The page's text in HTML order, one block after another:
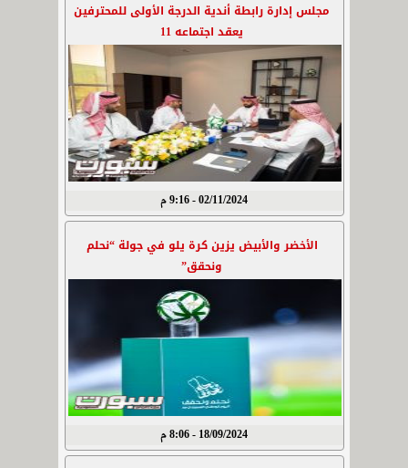
مجلس إدارة رابطة أندية الدرجة الأولى للمحترفين
يعقد اجتماعه 11
02/11/2024 - 9:16 م
الأخضر والأبيض يزين كرة يلو في جولة “نحلم
ونحقق”
18/09/2024 - 8:06 م